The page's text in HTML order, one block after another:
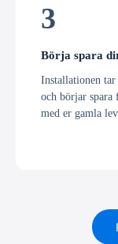
3
Börja spara
Installationen
och börjar
med er gamla